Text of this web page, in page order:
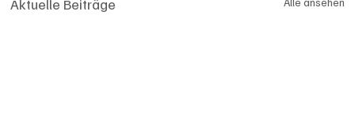
Aktuelle Beiträge